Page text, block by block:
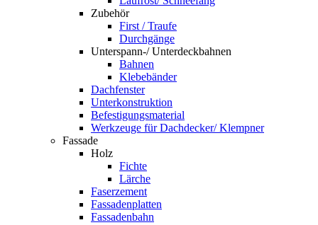
Zubehör
First / Traufe
Durchgänge
Unterspann-/ Unterdeckbahnen
Bahnen
Klebebänder
Dachfenster
Unterkonstruktion
Befestigungsmaterial
Werkzeuge für Dachdecker/ Klempner
Fassade
Holz
Fichte
Lärche
Faserzement
Fassadenplatten
Fassadenbahn